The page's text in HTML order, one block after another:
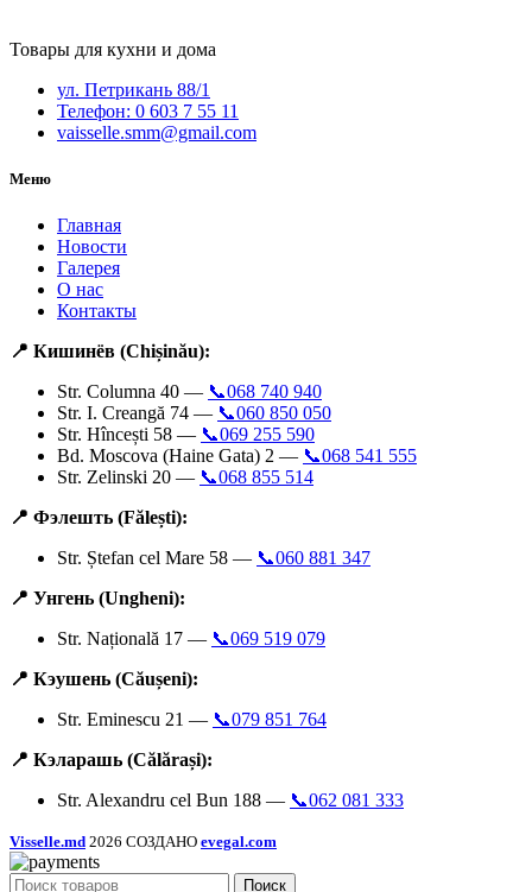
Товары для кухни и дома
ул. Петрикань 88/1
Телефон: 0 603 7 55 11
vaisselle.smm@gmail.com
Меню
Главная
Новости
Галерея
О нас
Контакты
📍 Кишинёв (Chișinău):
Str. Columna 40 — 📞068 740 940
Str. I. Creangă 74 — 📞060 850 050
Str. Hîncești 58 — 📞069 255 590
Bd. Moscova (Haine Gata) 2 — 📞068 541 555
Str. Zelinski 20 — 📞068 855 514
📍 Фэлешть (Fălești):
Str. Ștefan cel Mare 58 — 📞060 881 347
📍 Унгень (Ungheni):
Str. Națională 17 — 📞069 519 079
📍 Кэушень (Căușeni):
Str. Eminescu 21 — 📞079 851 764
📍 Кэларашь (Călărași):
Str. Alexandru cel Bun 188 — 📞062 081 333
Visselle.md 2026 СОЗДАНО evegal.com
Поиск